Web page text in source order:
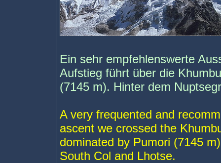
Ein sehr empfehlenswerte
Aufstieg führt über die
(7145 m). Hinter dem
A very frequented and
ascent we crossed the
dominated by Pumori (7145
South Col and Lhotse.